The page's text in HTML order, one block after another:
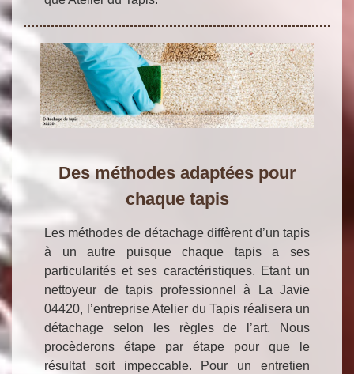
Des méthodes adaptées pour
chaque tapis
Les méthodes de détachage diffèrent d’un tapis
à un autre puisque chaque tapis a ses
particularités et ses caractéristiques. Etant un
nettoyeur de tapis professionnel à La Javie
04420, l’entreprise Atelier du Tapis réalisera un
détachage selon les règles de l’art. Nous
procèderons étape par étape pour que le
résultat soit impeccable. Pour un entretien